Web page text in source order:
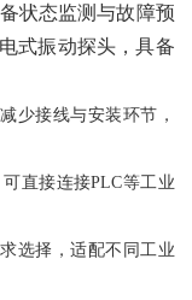
状态监测与故障预
式振动探头，具备
少接线与安装环节，
直接连接PLC等工业
选择，适配不同工业